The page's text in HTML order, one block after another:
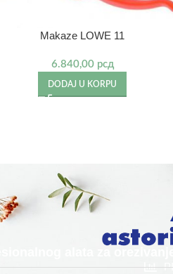
Makaze LOWE 11
6.840,00 рсд
DODAJ U KORPU
alata za